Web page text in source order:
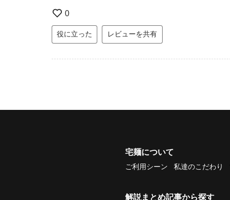
0
役に立った レビューを共有
宅麺について
ご利用シーン 私達のこだわり
解説まとめ記事から探す